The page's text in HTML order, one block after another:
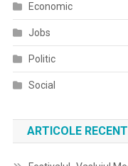
Economic
Jobs
Politic
Social
ARTICOLE